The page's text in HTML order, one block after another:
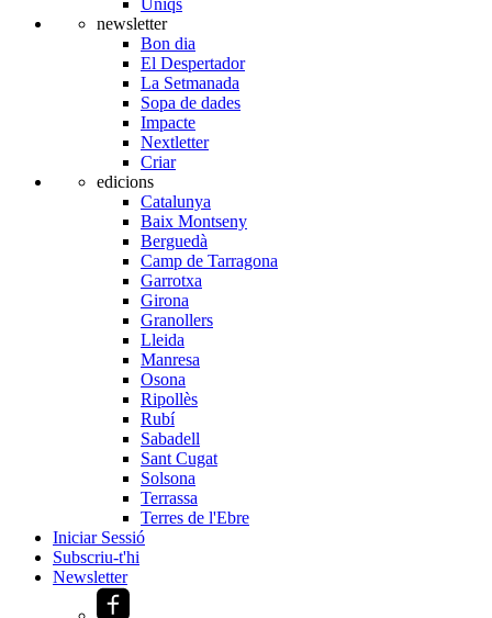
newsletter
Bon dia
El Despertador
La Setmanada
Sopa de dades
Impacte
Nextletter
Criar
edicions
Catalunya
Baix Montseny
Berguedà
Camp de Tarragona
Garrotxa
Girona
Granollers
Lleida
Manresa
Osona
Ripollès
Rubí
Sabadell
Sant Cugat
Solsona
Terrassa
Terres de l'Ebre
Iniciar Sessió
Subscriu-t'hi
Newsletter